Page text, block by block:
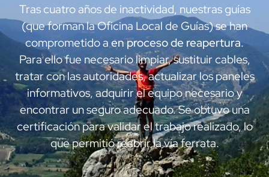
Tras cuatro años de inactividad, nuestras guías
(que forman la Oficina Local de Guías) se han
comprometido aen proceso de reapertura.
Para ello fue necesario limpiar, sustituir cables,
tratar con las autoridades, actualizar los paneles
informativos, adquirir el equipo necesario y
encontrar un seguro adecuado. Se obtuvo una
certificación para validar el trabajo realizado, lo
que permitió reabrir la vía ferrata.